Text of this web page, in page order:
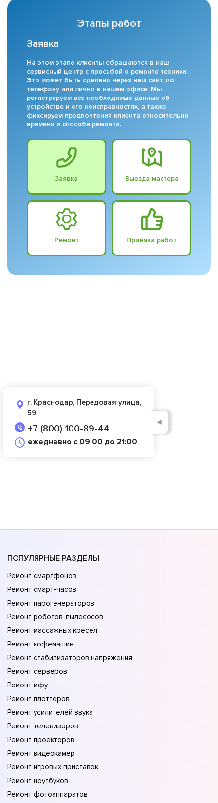
Этапы работ
Заявка
На этом этапе клиенты обращаются в наш
сервисный центр с просьбой о ремонте техники.
Это может быть сделано через наш сайт, по
телефону или лично в нашем офисе. Мы
регистрируем все необходимые данные об
устройстве и его неисправностях, а также
фиксируем предпочтения клиента относительно
времени и способа ремонта.
Заявка Выезда мастера
Ремонт Приёмка работ
г. Краснодар, Передовая улица,
59
+7 (800) 100-89-44
ежедневно с 09:00 до 21:00
◄
ПОПУЛЯРНЫЕ РАЗДЕЛЫ
Ремонт смартфонов
Ремонт смарт-часов
Ремонт парогенераторов
Ремонт роботов-пылесосов
Ремонт массажных кресел
Ремонт кофемашин
Ремонт стабилизаторов напряжения
Ремонт серверов
Ремонт мфу
Ремонт плоттеров
Ремонт усилителей звука
Ремонт телевизоров
Ремонт проекторов
Ремонт видеокамер
Ремонт игровых приставок
Ремонт ноутбуков
Ремонт фотоаппаратов